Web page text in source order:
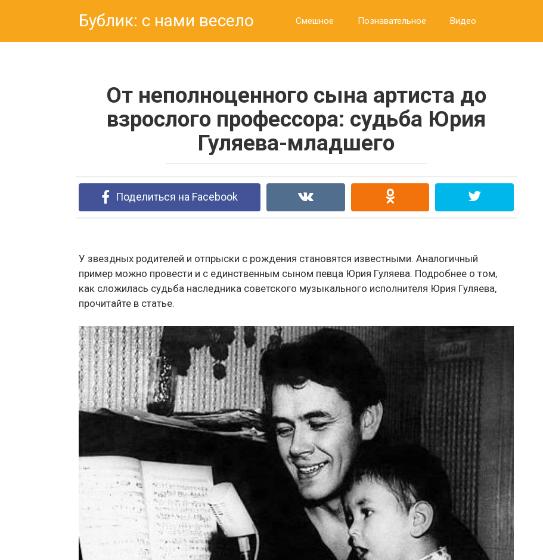
Бублик: с нами весело Смешное Познавательное Видео
От неполноценного сына артиста до
взрослого профессора: судьба Юрия
Гуляева-младшего
Поделиться на Facebook
У звездных родителей и отпрыски с рождения становятся известными. Аналогичный
пример можно провести и с единственным сыном певца Юрия Гуляева. Подробнее о том,
как сложилась судьба наследника советского музыкального исполнителя Юрия Гуляева,
прочитайте в статье.